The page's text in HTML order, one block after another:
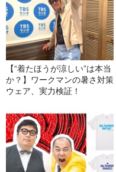
【“着たほうが涼しい”は本当
か？】ワークマンの暑さ対策
ウェア、実力検証！